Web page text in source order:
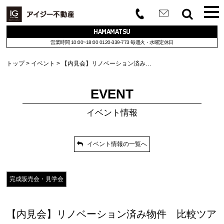
HAMAMATSU
営業時間 10:00~18:00 0120-339-773 毎週火・水曜定休日
トップ イベント 【内見会】リノベーション済み…
EVENT
イベント情報
イベント情報の一覧へ
完成販売会・見学会
【内見会】リノベーション済み物件 比較ツア